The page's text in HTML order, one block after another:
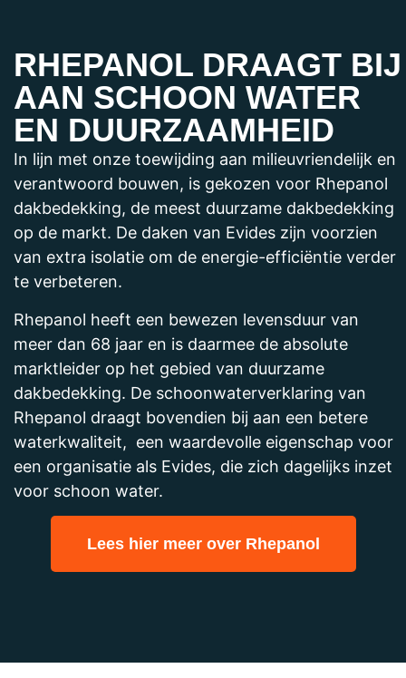
RHEPANOL DRAAGT BIJ
AAN SCHOON WATER
EN DUURZAAMHEID
In lijn met onze toewijding aan milieuvriendelijk en
verantwoord bouwen, is gekozen voor Rhepanol
dakbedekking, de meest duurzame dakbedekking
op de markt. De daken van Evides zijn voorzien
van extra isolatie om de energie-efficiëntie verder
te verbeteren.
Rhepanol heeft een bewezen levensduur van
meer dan 68 jaar en is daarmee de absolute
marktleider op het gebied van duurzame
dakbedekking. De schoonwaterverklaring van
Rhepanol draagt bovendien bij aan een betere
waterkwaliteit, een waardevolle eigenschap voor
een organisatie als Evides, die zich dagelijks inzet
voor schoon water.
Lees hier meer over Rhepanol